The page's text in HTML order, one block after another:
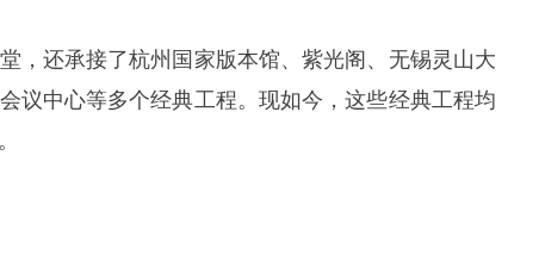
，还承接了杭州国家版本馆、紫光阁、无锡灵山大
议中心等多个经典工程。现如今，这些经典工程均